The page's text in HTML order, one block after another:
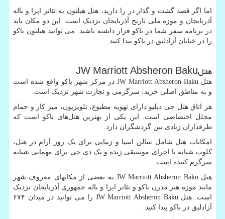
اما اگر قصد گشت و گذار در را دارید، هتل هیلتون به تئاتر اپرا و باله
آذربایجان و موزه ملی تاریخ آذربایجان نزدیک است. این دو مکان باید
در برنامه سفر شما در باکو قرار داشته باشند. می توانید هیلتون باکو
را در خیابان آزادلیق در باکو پیدا کنید.
هتلJW Marriott Absheron Baku
هتل JW Marriott Absheron Baku در مرکز شهر باکو واقع شده است
و به مناطق اصلی خرید، سرگرمی و تجارت شهر نزدیک است.
هر اتاق هتل جی دبلیو دارای تهویه مطبوع، تلویزیون، میز کار و حمام
مجلل اختصاصی است. این یکی از بهترین هتل‌های باکو است که
طرفداران زیادی بین گردشگران دارد.
امکانات هتل شامل سالن اسپا و زیبایی برای یک روز آرام در هتل،
کلوپ شبانه با اجرای موسیقی زنده و یک دی جی برای مهمانی شبانه
سرگرم کننده است.
هتل JW Marriott Absheron Baku به بعضی از مکانهای معروف شهر
مانند موزه هنر مدرن باکو و تئاتر اپرا و باله جمهوری آذربایجان نزدیک
است. هتل JW Marriott Absheron Baku
را می توانید در میدان ۶۷۴
آزادلیق در باکو پیدا کنید.